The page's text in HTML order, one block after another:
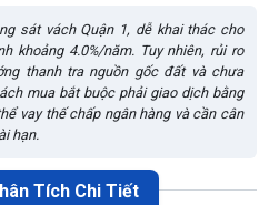
sát vách Quận 1, dễ khai thác cho
khoảng 4.0%/năm. Tuy nhiên, rủi ro
thanh tra nguồn gốc đất và chưa
mua bắt buộc phải giao dịch bằng
vay thế chấp ngân hàng và cần cân
hạn.
Tích Chi Tiết